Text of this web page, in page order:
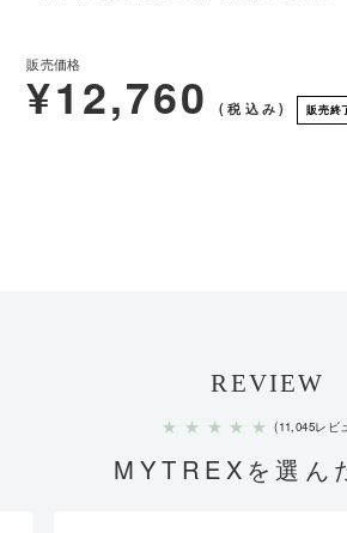
販売価格
¥12,760 (税込み) 販売終
REVIEW
★ ★ ★ ★ ★ (11,045レビ
MYTREXを選ん